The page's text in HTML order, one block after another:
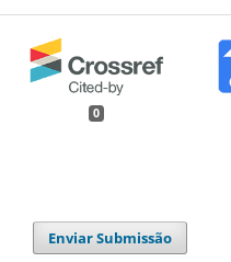
0
Enviar Submissão